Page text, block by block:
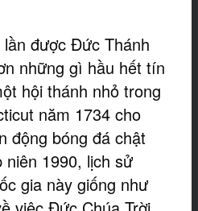
được Đức Thánh
những gì hầu hết tín
hội thánh nhỏ trong
năm 1734 cho
động bóng đá chật
1990, lịch sử
gia này giống như